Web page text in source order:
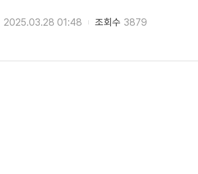
2025.03.28 01:48 조회수 3879